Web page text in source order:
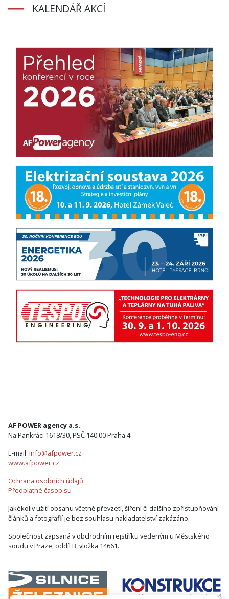
KALENDÁŘ AKCÍ
AF POWER agency a.s.
Na Pankráci 1618/30, PSČ 140 00 Praha 4
E-mail: info@afpower.cz
www.afpower.cz
Ochrana osobních údajů
Předplatné časopisu
Jakékoliv užití obsahu včetně převzetí, šíření či dalšího zpřístupňování
článků a fotografií je bez souhlasu nakladatelství zakázáno.
Společnost zapsaná v obchodním rejstříku vedeným u Městského
soudu v Praze, oddíl B, vložka 14661.